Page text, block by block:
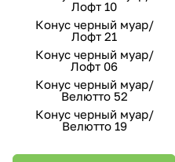
Лофт 10
Конус черный муар/
Лофт 21
Конус черный муар/
Лофт 06
Конус черный муар/
Велютто 52
Конус черный муар/
Велютто 19